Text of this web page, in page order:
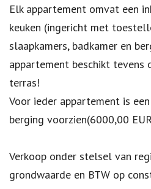
Elk appartement omvat een
keuken (ingericht met
slaapkamers, badkamer en
appartement beschikt tevens
terras!
Voor ieder appartement is
berging voorzien(6000,00
Verkoop onder stelsel van
grondwaarde en BTW op